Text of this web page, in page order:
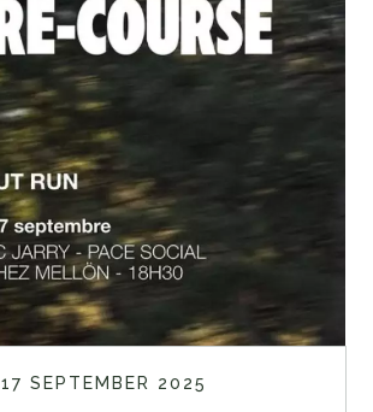
17 SEPTEMBER 2025